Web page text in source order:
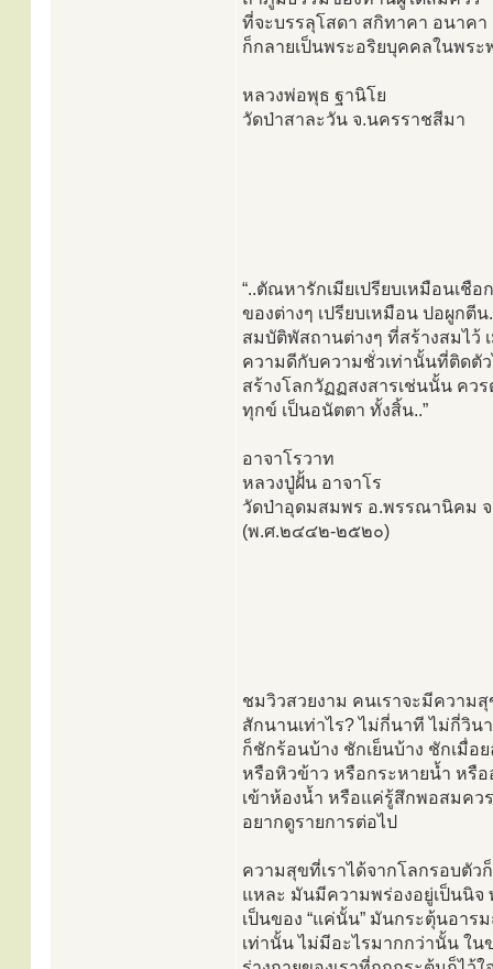
ที่จะบรรลุโสดา สกิทาคา อนาคา
ก็กลายเป็นพระอริยบุคคลในพร
หลวงพ่อพุธ ฐานิโย
วัดป่าสาละวัน จ.นครราชสีมา
“..ตัณหารักเมียเปรียบเหมือนเ
ของต่างๆ เปรียบเหมือน ปอผูกตีน
สมบัติพัสถานต่างๆ ที่สร้างสมไว้
ความดีกับความชั่วเท่านั้นที่ติดตั
สร้างโลกวัฏฏสงสารเช่นนั้น คว
ทุกข์ เป็นอนัตตา ทั้งสิ้น..”
อาจาโรวาท
หลวงปู่ฝั้น อาจาโร
วัดป่าอุดมสมพร อ.พรรณานิคม
(พ.ศ.๒๔๔๒-๒๕๒๐)
ชมวิวสวยงาม คนเราจะมีความสุ
สักนานเท่าไร? ไม่กี่นาที ไม่กี่วิน
ก็ชักร้อนบ้าง ชักเย็นบ้าง ชักเมื่อ
หรือหิวข้าว หรือกระหายน้ำ หรือ
เข้าห้องน้ำ หรือแค่รู้สึกพอสมคว
อยากดูรายการต่อไป
ความสุขที่เราได้จากโลกรอบตัว
แหละ มันมีความพร่องอยู่เป็นนิจ
เป็นของ “แค่นั้น” มันกระตุ้นอาร
เท่านั้น ไม่มีอะไรมากกว่านั้น ใน